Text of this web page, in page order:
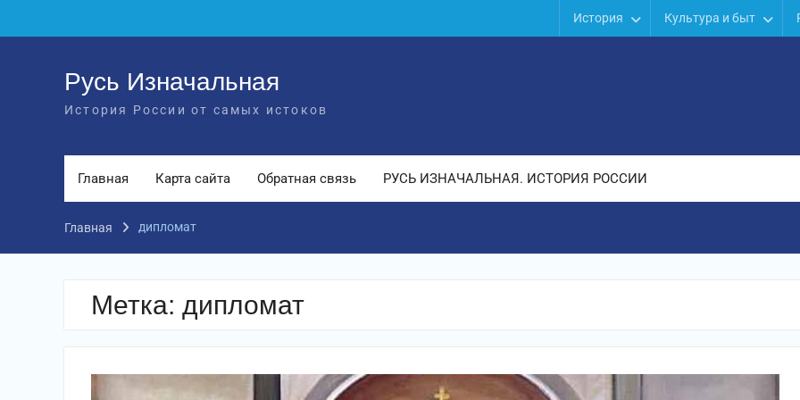
История Культура и быт
Русь Изначальная
История России от самых истоков
Главная Карта сайта Обратная связь РУСЬ ИЗНАЧАЛЬНАЯ. ИСТОРИЯ РОССИИ
Главная дипломат
Метка: дипломат